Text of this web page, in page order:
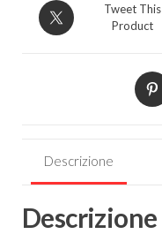
mediazione
quantità
Tweet This
Product
Descrizione
Descrizione